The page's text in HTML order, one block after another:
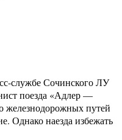
службе Сочинского ЛУ
поезда «Адлер —
железнодорожных путей
Однако наезда избежать